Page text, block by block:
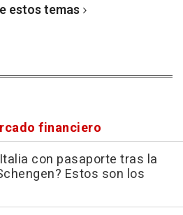
estos temas
financiero
con pasaporte tras la
Estos son los